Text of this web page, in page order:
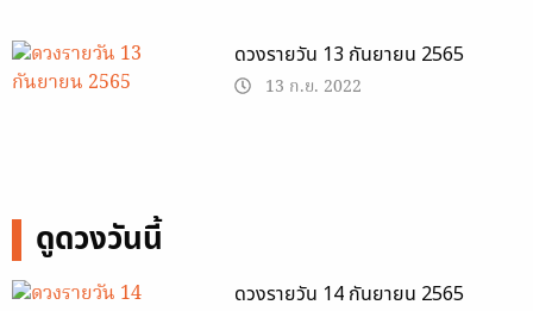
ดวงรายวัน 13 กันยายน 2565
13 ก.ย. 2022
ดูดวงวันนี้
ดวงรายวัน 14 กันยายน 2565